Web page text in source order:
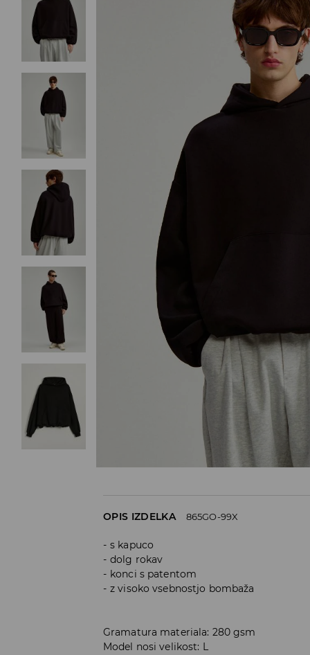
OPIS IZDELKA 865GO-99X
s kapuco
dolg rokav
konci s patentom
z visoko vsebnostjo bombaža
Gramatura materiala: 280 gsm
Model nosi velikost: L